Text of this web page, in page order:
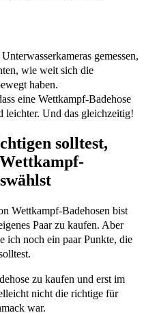
gemessen,
wie weit sich die
haben.
eine Wettkampf-Badehose
leichter. Und das gleichzeitig!
solltest,
Wettkampf-Badehosen bist
Paar zu kaufen. Aber
ich noch ein paar Punkte, die
zu kaufen und erst im
nicht die richtige für
war.